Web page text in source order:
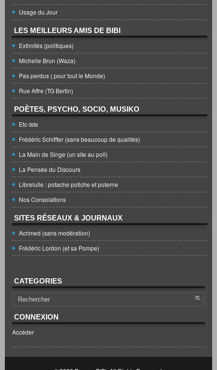
Usage du Jour
LES MEILLEURS AMIS DE BIBI
Extimités (politiques)
Michelle Brun (Waza)
Pas perdus ( pour tout le Monde)
Rue Affre (TG Bertin)
POÈTES, PSYCHO, SOCIO, MUSIKO
Etc-Iste
Frédéric Schiffter (sans beaucoup de qualités)
La Main de Singe (un site au poil)
La Pensée du Discours
Librelulle : potache potiche et poterne
Nos Consolations
SITES RÉSEAUX & JOURNAUX
Acrimed (sans modération)
Frédéric Lordon (et sa Pompe)
CATEGORIES
CONNEXION
Accéder